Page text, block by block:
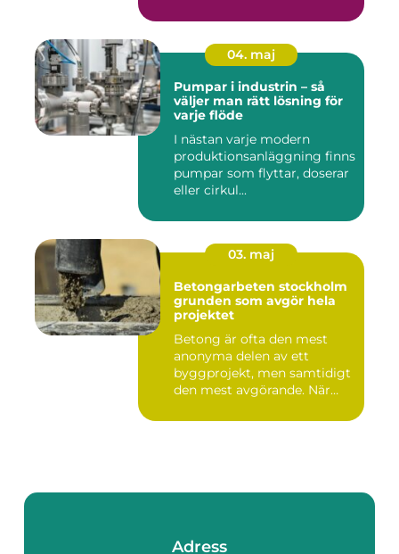
04. maj
Pumpar i industrin – så
väljer man rätt lösning för
varje flöde
I nästan varje modern
produktionsanläggning finns
pumpar som flyttar, doserar
eller cirkul...
03. maj
Betongarbeten stockholm
grunden som avgör hela
projektet
Betong är ofta den mest
anonyma delen av ett
byggprojekt, men samtidigt
den mest avgörande. När
Adress